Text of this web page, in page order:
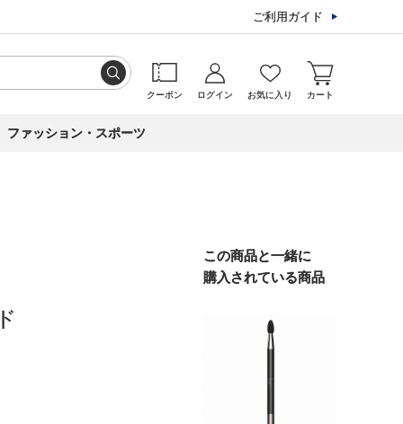
ご利用ガイド
クーポン ログイン お気に入り カート
ファッション・スポーツ
この商品と一緒に
購入されている商品